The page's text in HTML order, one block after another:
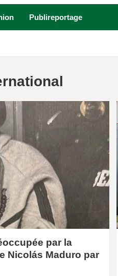
Publireportage
par la
Nicolás Maduro par